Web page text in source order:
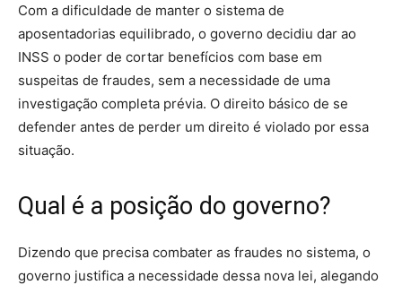
Com a dificuldade de manter o sistema de
aposentadorias equilibrado, o governo decidiu dar ao
INSS o poder de cortar benefícios com base em
suspeitas de fraudes, sem a necessidade de uma
investigação completa prévia. O direito básico de se
defender antes de perder um direito é violado por essa
situação.
Qual é a posição do governo?
Dizendo que precisa combater as fraudes no sistema, o
governo justifica a necessidade dessa nova lei, alegando